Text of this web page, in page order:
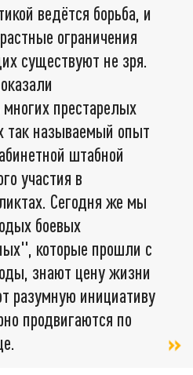
ведётся борьба, и
ограничения
существуют не зря.
многих престарелых
так называемый опыт
штабной
участия в
Сегодня же мы
боевых
которые прошли с
знают цену жизни
разумную инициативу
продвигаются по